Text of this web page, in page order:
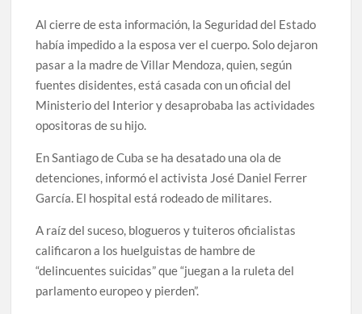
Al cierre de esta información, la Seguridad del Estado
había impedido a la esposa ver el cuerpo. Solo dejaron
pasar a la madre de Villar Mendoza, quien, según
fuentes disidentes, está casada con un oficial del
Ministerio del Interior y desaprobaba las actividades
opositoras de su hijo.
En Santiago de Cuba se ha desatado una ola de
detenciones, informó el activista José Daniel Ferrer
García. El hospital está rodeado de militares.
A raíz del suceso, blogueros y tuiteros oficialistas
calificaron a los huelguistas de hambre de
“delincuentes suicidas” que “juegan a la ruleta del
parlamento europeo y pierden”.